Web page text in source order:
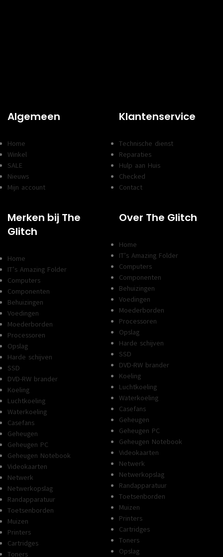
Algemeen
Home
Winkel
SALE
Nieuws
Mijn account
Klantenservice
Technische dienst
Reparaties
Hulp aan Huis
Checked
Contact
Merken bij The
Glitch
Home
IT’s Amazing Folder
Computers
Componenten
Behuizingen
Voedingen
Moederborden
Processoren
Opslag
Harde schijven
SSD
DVD-RW brander
Koeling
Luchtkoeling
Waterkoeling
Casefans
Geheugen
Geheugen PC
Geheugen Notebook
Videokaarten
Netwerk
Netwerkopslag
Randapparatuur
Toetsenborden
Muizen
Printers
Cartridges
Toners
Over The Glitch
Home
IT’s Amazing Folder
Computers
Componenten
Behuizingen
Voedingen
Moederborden
Processoren
Opslag
Harde schijven
SSD
DVD-RW brander
Koeling
Luchtkoeling
Waterkoeling
Casefans
Geheugen
Geheugen PC
Geheugen Notebook
Videokaarten
Netwerk
Netwerkopslag
Randapparatuur
Toetsenborden
Muizen
Printers
Cartridges
Toners
Opslag